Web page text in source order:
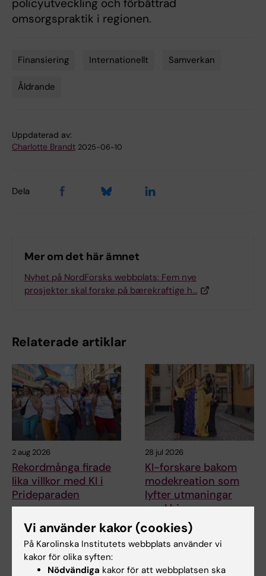
policyutveckling och förbättrad
omsorgspraktik i regionen.
Finansiering Internationellt Samverkan
Åldrande
Uppdaterad av:
Charlotte Brandt 2025-06-10
Dela
Mer om det här ämnet
Nyhet på NordForsks webbplats: Fem nye
prosjekter skal forske på bærekraftige h…
Relaterade artiklar
2 aug 2026
Rekordmånga firade
lika villkor med KI i
Prideparaden
Stockholm när Karolinska
Institutet deltog i…
28 jul 2026
KI-forskare bakom
modekreation som
lyfter utmaningar
med hiv
När den 26:e internationella
aidskonferensen (AIDS 2026)
öppnar i Rio de…
Vi använder kakor (cookies)
På Karolinska Institutets webbplats använder vi
kakor för olika syften:
Nödvändiga kakor för att webbplatsen ska